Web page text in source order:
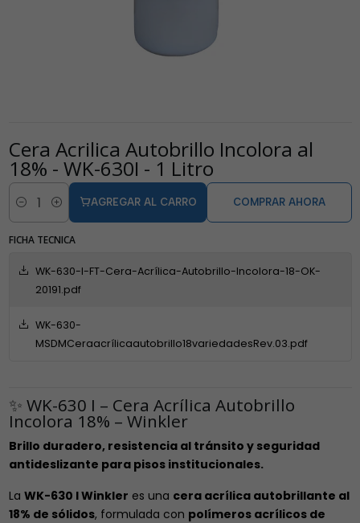
Cera Acrilica Autobrillo Incolora al
18% - WK-630I - 1 Litro
Cantidad
AGREGAR AL CARRO COMPRAR AHORA
FICHA TECNICA
WK-630-I-FT-Cera-Acrílica-Autobrillo-Incolora-18-OK-
20191.pdf
WK-630-
MSDMCeraacrílicaautobrillo18variedadesRev.03.pdf
✨ WK-630 I – Cera Acrílica Autobrillo
Incolora 18% – Winkler
Brillo duradero, resistencia al tránsito y seguridad
antideslizante para pisos institucionales.
La WK-630 I Winkler es una cera acrílica autobrillante al
18% de sólidos, formulada con polímeros acrílicos de